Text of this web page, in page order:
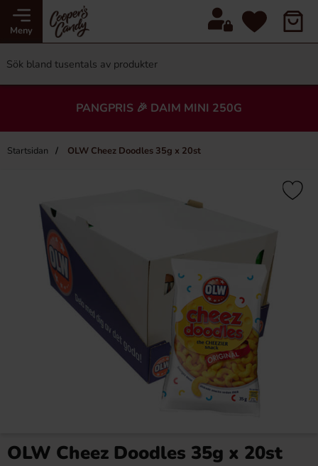
Meny
PANGPRIS 🎉 DAIM MINI 250G
Startsidan OLW Cheez Doodles 35g x 20st
OLW Cheez Doodles 35g x 20st